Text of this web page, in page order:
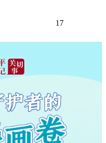
17